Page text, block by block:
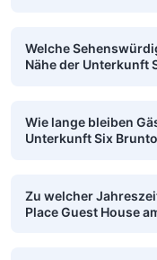
Welche
Nähe der Unterkunft
Wie lange bleiben
Unterkunft Six
Zu welcher
Place Guest House